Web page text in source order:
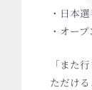
・日本
・オー
「また
ただけ